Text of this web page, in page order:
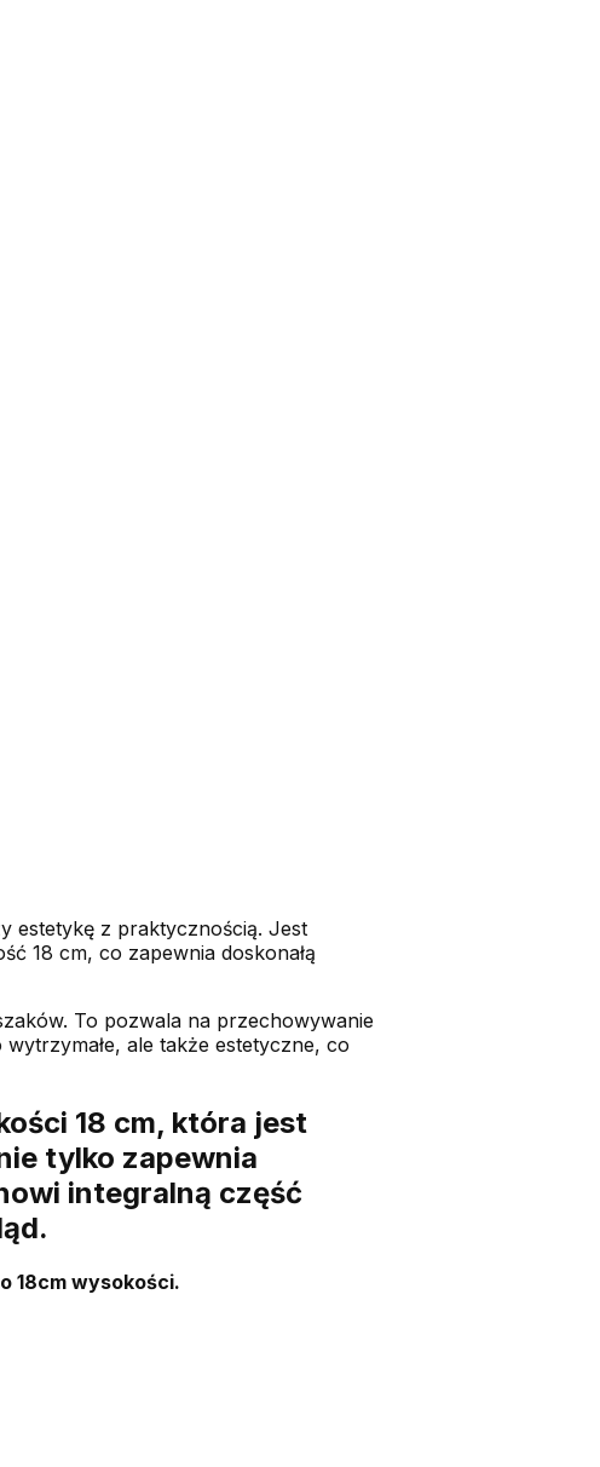
estetykę z praktycznością. Jest
18 cm, co zapewnia doskonałą
To pozwala na przechowywanie
ale także estetyczne, co
18 cm, która jest
tylko zapewnia
integralną część
18cm wysokości.